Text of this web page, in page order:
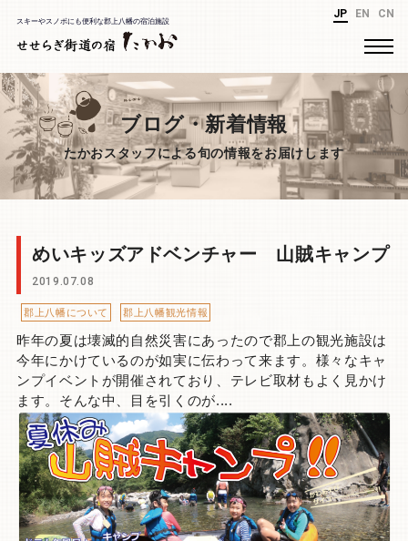
スキーやスノボにも便利な郡上八幡の宿泊施設
JP EN CN
ブログ・新着情報
たかおスタッフによる旬の情報をお届けします
めいキッズアドベンチャー 山賊キャンプ
2019.07.08
郡上八幡について 郡上八幡観光情報
昨年の夏は壊滅的自然災害にあったので郡上の観光施設は
今年にかけているのが如実に伝わって来ます。様々なキャ
ンプイベントが開催されており、テレビ取材もよく見かけ
ます。そんな中、目を引くのが....